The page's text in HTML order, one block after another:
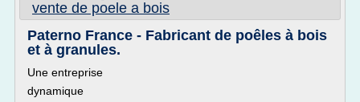
vente de poele a bois
Paterno France - Fabricant de poêles à bois
et à granules.
Une entreprise
dynamique